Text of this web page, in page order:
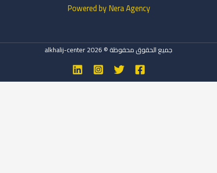
Powered by Nera Agency
جميع الحقوق محفوظة © 2026 alkhalij-center